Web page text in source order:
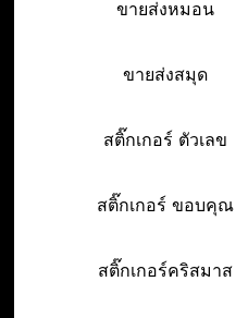
ขายส่งหมอน
ขายส่งสมุด
สติ๊กเกอร์ ตัวเลข
สติ๊กเกอร์ ขอบคุณ
สติ๊กเกอร์คริสมาส